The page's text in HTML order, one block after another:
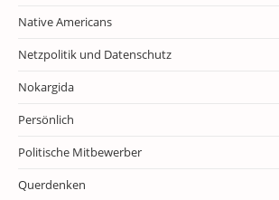
Native Americans
Netzpolitik und Datenschutz
Nokargida
Persönlich
Politische Mitbewerber
Querdenken